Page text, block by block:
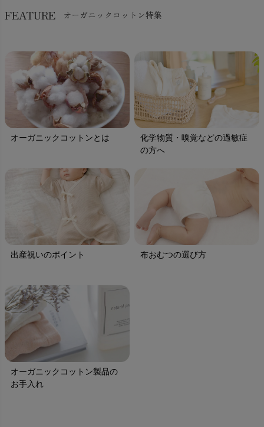
FEATURE オーガニックコットン特集
オーガニックコットンとは
化学物質・嗅覚などの過敏症
の方へ
出産祝いのポイント 布おむつの選び方
オーガニックコットン製品の
お手入れ